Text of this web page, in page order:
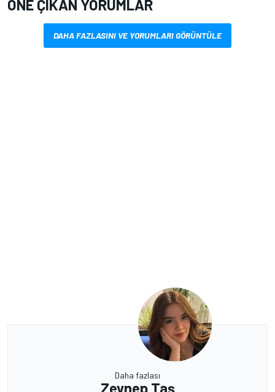
ÖNE ÇIKAN YORUMLAR
DAHA FAZLASINI VE YORUMLARI GÖRÜNTÜLE
Daha fazlası
Zeynep Taş